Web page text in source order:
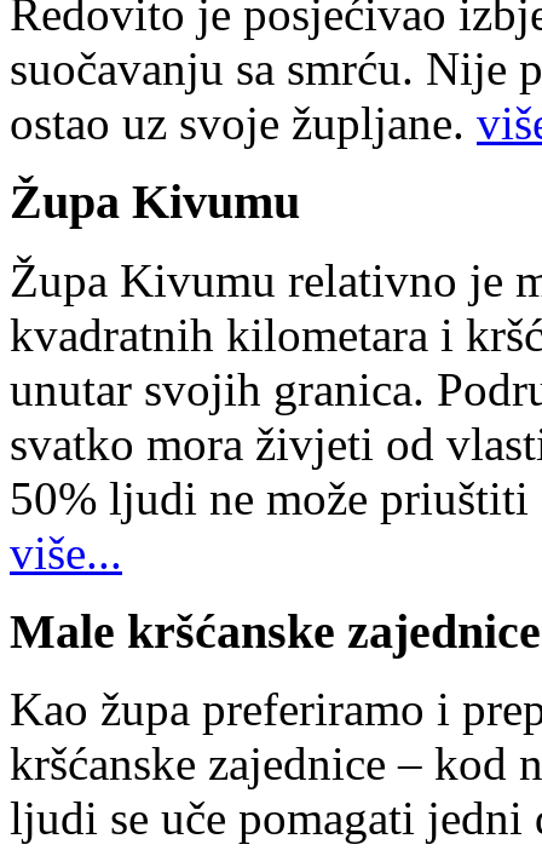
Redovito je posjećivao
suočavanju sa smrću. Nije
ostao uz svoje župljane.
Župa Kivumu
Župa Kivumu relativno je
kvadratnih kilometara i
unutar svojih granica.
svatko mora živjeti od
50% ljudi ne može
više...
Male kršćanske zajednice
Kao župa preferiramo i
kršćanske zajednice – kod
ljudi se uče pomagati